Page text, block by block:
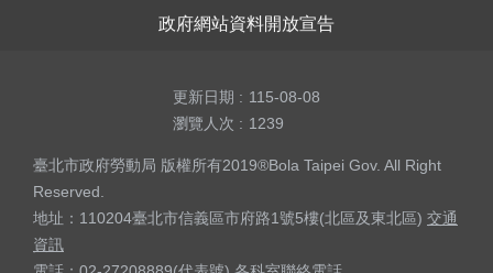
政府網站資料開放宣告
更新日期
115-08-08
瀏覽人次
1239
臺北市政府勞動局 版權所有2019®Bola Taipei Gov. All Right
Reserved.
地址：110204臺北市信義區市府路1號5樓(北區及東北區) 交通
資訊